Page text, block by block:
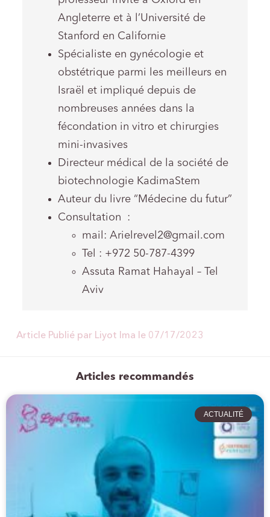
Angleterre et à l’Université de
Stanford en Californie
Spécialiste en gynécologie et
obstétrique parmi les meilleurs en
Israël et impliqué depuis de
nombreuses années dans la
fécondation in vitro et chirurgies
mini-invasives
Directeur médical de la société de
biotechnologie KadimaStem
Auteur du livre “Médecine du futur”
Consultation :
mail: Arielrevel2@gmail.com
Tel : +972 50-787-4399
Assuta Ramat Hahayal – Tel
Aviv
Article Publié par Liyot Ima le 07/17/2023
Articles recommandés
ACTUALITÉ